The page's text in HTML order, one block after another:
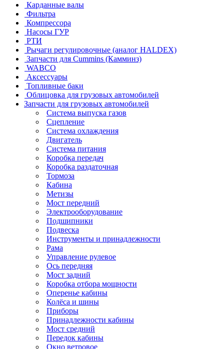
Карданные валы
Фильтра
Компрессора
Насосы ГУР
РТИ
Рычаги регулировочные (аналог HALDEX)
Запчасти для Cummins (Камминз)
WABCO
Аксессуары
Топливные баки
Облицовка для грузовых автомобилей
Запчасти для грузовых автомобилей
Система выпуска газов
Сцепление
Система охлаждения
Двигатель
Система питания
Коробка передач
Коробка раздаточная
Тормоза
Кабина
Метизы
Мост передний
Электрооборудование
Подшипники
Подвеска
Инструменты и принадлежности
Рама
Управление рулевое
Ось передняя
Мост задний
Коробка отбора мощности
Оперенье кабины
Колёса и шины
Приборы
Принадлежности кабины
Мост средний
Передок кабины
Окно ветровое